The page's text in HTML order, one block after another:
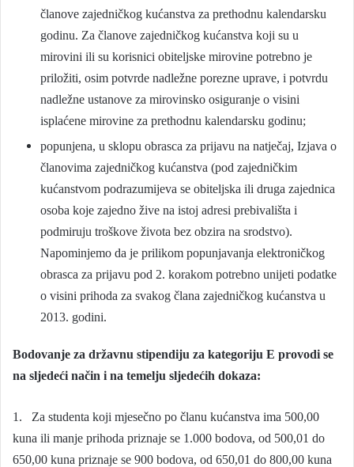
članove zajedničkog kućanstva za prethodnu kalendarsku
godinu. Za članove zajedničkog kućanstva koji su u
mirovini ili su korisnici obiteljske mirovine potrebno je
priložiti, osim potvrde nadležne porezne uprave, i potvrdu
nadležne ustanove za mirovinsko osiguranje o visini
isplaćene mirovine za prethodnu kalendarsku godinu;
popunjena, u sklopu obrasca za prijavu na natječaj, Izjava o
članovima zajedničkog kućanstva (pod zajedničkim
kućanstvom podrazumijeva se obiteljska ili druga zajednica
osoba koje zajedno žive na istoj adresi prebivališta i
podmiruju troškove života bez obzira na srodstvo).
Napominjemo da je prilikom popunjavanja elektroničkog
obrasca za prijavu pod 2. korakom potrebno unijeti podatke
o visini prihoda za svakog člana zajedničkog kućanstva u
2013. godini.
Bodovanje za državnu stipendiju za kategoriju E provodi se
na sljedeći način i na temelju sljedećih dokaza:
1. Za studenta koji mjesečno po članu kućanstva ima 500,00
kuna ili manje prihoda priznaje se 1.000 bodova, od 500,01 do
650,00 kuna priznaje se 900 bodova, od 650,01 do 800,00 kuna